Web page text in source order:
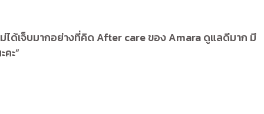
ได้เจ็บมากอย่างที่คิด After care ของ Amara ดูแลดีมาก มี
ะ”